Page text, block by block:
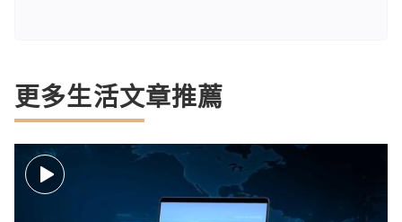
更多生活文章推薦